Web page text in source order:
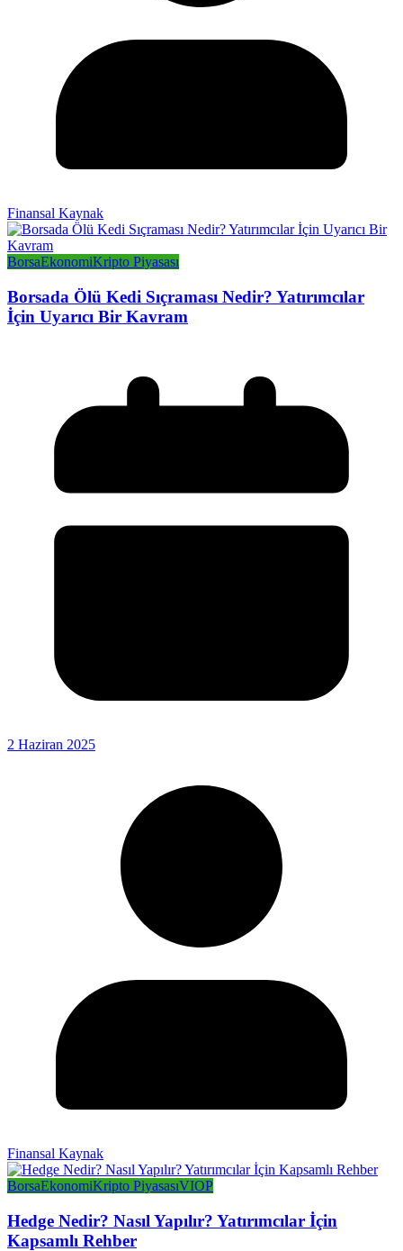
Finansal Kaynak
BorsaEkonomiKripto Piyasası
Borsada Ölü Kedi Sıçraması Nedir? Yatırımcılar
İçin Uyarıcı Bir Kavram
2 Haziran 2025
Finansal Kaynak
BorsaEkonomiKripto PiyasasıVIOP
Hedge Nedir? Nasıl Yapılır? Yatırımcılar İçin
Kapsamlı Rehber